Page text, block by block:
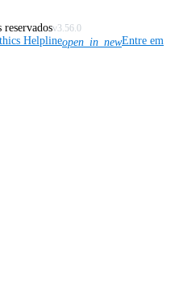
v3.56.0
Helplineopen_in_newEntre em